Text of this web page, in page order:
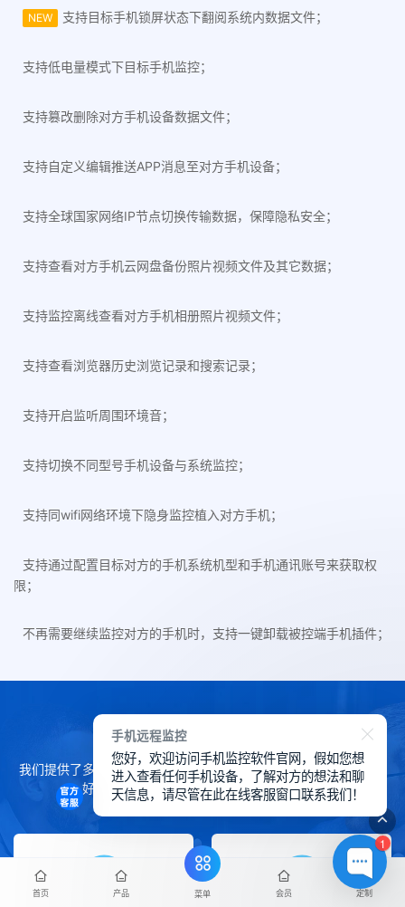
NEW 支持目标手机锁屏状态下翻阅系统内数据文件；
支持低电量模式下目标手机监控；
支持篡改删除对方手机设备数据文件；
支持自定义编辑推送APP消息至对方手机设备；
支持全球国家网络IP节点切换传输数据，保障隐私安全；
支持查看对方手机云网盘备份照片视频文件及其它数据；
支持监控离线查看对方手机相册照片视频文件；
支持查看浏览器历史浏览记录和搜索记录；
支持开启监听周围环境音；
支持切换不同型号手机设备与系统监控；
支持同wifi网络环境下隐身监控植入对方手机；
支持通过配置目标对方的手机系统机型和手机通讯账号来获取权
限；
不再需要继续监控对方的手机时，支持一键卸载被控端手机插件；
会员服务
我们提供了多种会员服务来帮助您在华鲸手机监控软件上获得更良
好的体验，下方详细了解我们的会员服务。
首页 产品 菜单 会员 定制
1
手机远程监控
您好，欢迎访问手机监控软件官网，假如您想
进入查看任何手机设备，了解对方的想法和聊
天信息，请尽管在此在线客服窗口联系我们！